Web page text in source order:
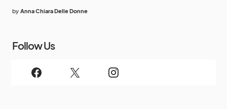
by Anna Chiara Delle Donne
Follow Us